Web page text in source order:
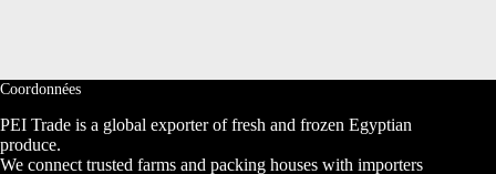
Coordonnées
PEI Trade is a global exporter of fresh and frozen Egyptian
produce.
We connect trusted farms and packing houses with importers